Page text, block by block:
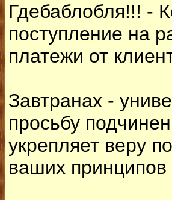
Гдебаблобля!!! -
поступление на
платежи от
Завтранах -
просьбу
укрепляет веру
ваших